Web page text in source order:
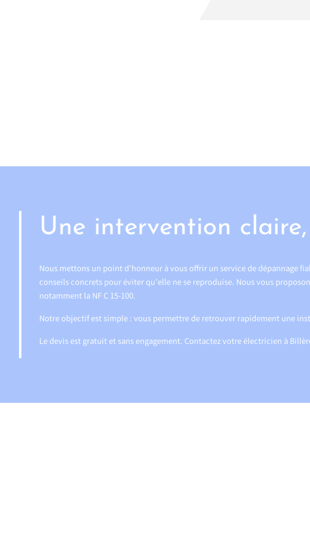
Une intervention
Nous mettons un point d’honneur à vous offrir un service de dépannage
conseils concrets pour éviter qu’elle ne se reproduise. Nous vous
notamment la NF C 15-100.
Notre objectif est simple : vous permettre de retrouver rapidement une
Le devis est gratuit et sans engagement. Contactez votre électricien à